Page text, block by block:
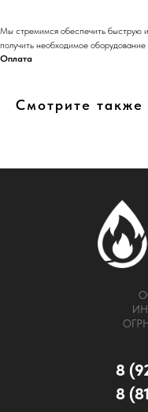
Мы стремимся обеспечить быструю
получить необходимое
Оплата
Смотрите также
8
8